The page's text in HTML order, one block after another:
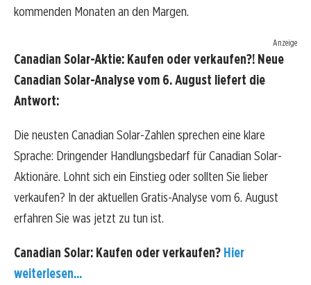
kommenden Monaten an den Margen.
Anzeige
Canadian Solar-Aktie: Kaufen oder verkaufen?! Neue
Canadian Solar-Analyse vom 6. August liefert die
Antwort:
Die neusten Canadian Solar-Zahlen sprechen eine klare
Sprache: Dringender Handlungsbedarf für Canadian Solar-
Aktionäre. Lohnt sich ein Einstieg oder sollten Sie lieber
verkaufen? In der aktuellen Gratis-Analyse vom 6. August
erfahren Sie was jetzt zu tun ist.
Canadian Solar: Kaufen oder verkaufen? Hier
weiterlesen...